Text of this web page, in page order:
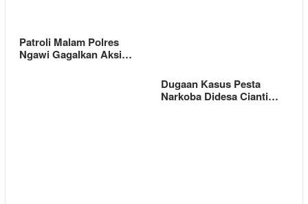
Patroli Malam Polres
Ngawi Gagalkan Aksi…
Dugaan Kasus Pesta
Narkoba Didesa Cianti…